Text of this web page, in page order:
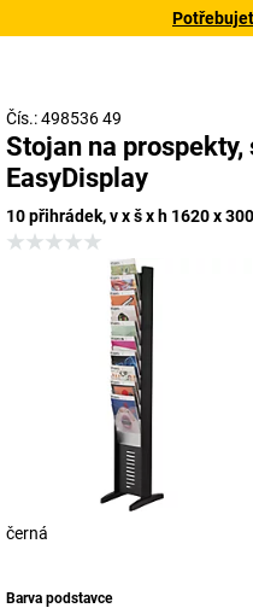
Čís.: 498536 49
Stojan na
EasyDisplay
10 přihrádek, v x š x h 1620 x
černá
Barva podstavce